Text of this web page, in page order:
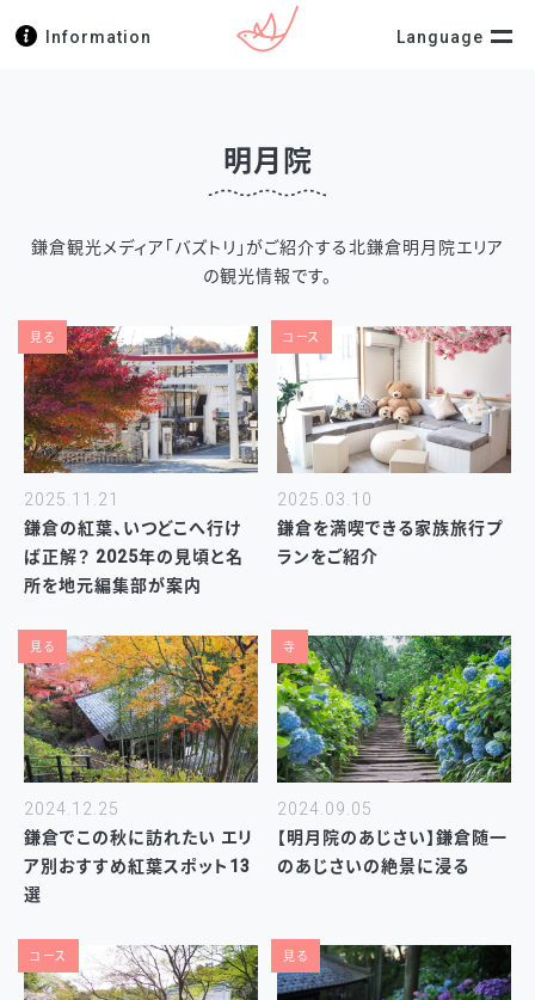
Language
Information
明月院
鎌倉観光メディア「バズトリ」がご紹介する北鎌倉明月院エリア
の観光情報です。
見る
2025.11.21
鎌倉の紅葉、いつどこへ行け
ば正解？ 2025年の見頃と名
所を地元編集部が案内
コース
2025.03.10
鎌倉を満喫できる家族旅行プ
ランをご紹介
見る
2024.12.25
鎌倉でこの秋に訪れたい エリ
ア別おすすめ紅葉スポット13
選
寺
2024.09.05
【明月院のあじさい】鎌倉随一
のあじさいの絶景に浸る
コース 見る